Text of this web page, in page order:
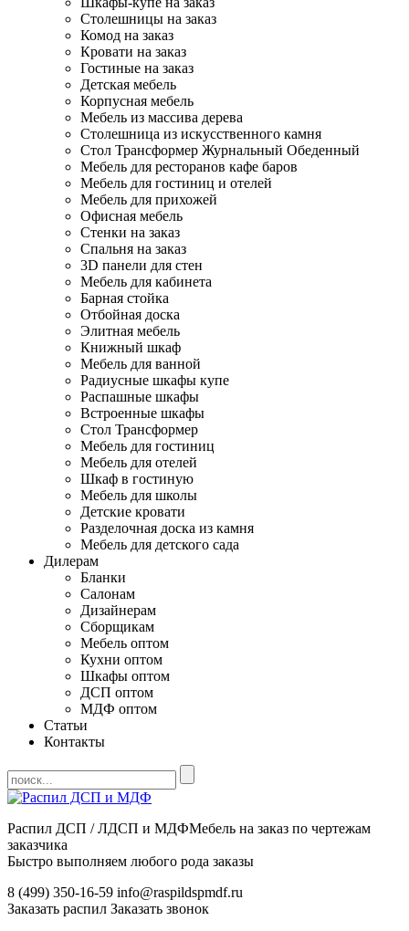
Столешницы на заказ
Комод на заказ
Кровати на заказ
Гостиные на заказ
Детская мебель
Корпусная мебель
Мебель из массива дерева
Столешница из искусственного камня
Стол Трансформер Журнальный Обеденный
Мебель для ресторанов кафе баров
Мебель для гостиниц и отелей
Мебель для прихожей
Офисная мебель
Стенки на заказ
Спальня на заказ
3D панели для стен
Мебель для кабинета
Барная стойка
Отбойная доска
Элитная мебель
Книжный шкаф
Мебель для ванной
Радиусные шкафы купе
Распашные шкафы
Встроенные шкафы
Стол Трансформер
Мебель для гостиниц
Мебель для отелей
Шкаф в гостиную
Мебель для школы
Детские кровати
Разделочная доска из камня
Мебель для детского сада
Дилерам
Бланки
Салонам
Дизайнерам
Сборщикам
Мебель оптом
Кухни оптом
Шкафы оптом
ДСП оптом
МДФ оптом
Статьи
Контакты
Распил ДСП / ЛДСП и МДФМебель на заказ по чертежам
заказчика
Быстро выполняем любого рода заказы
8 (499) 350-16-59 info@raspildspmdf.ru
Заказать распил Заказать звонок